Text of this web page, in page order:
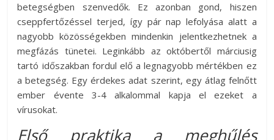
betegségben szenvedők. Ez azonban gond, hiszen
cseppfertőzéssel terjed, így pár nap lefolyása alatt a
nagyobb közösségekben mindenkin jelentkezhetnek a
megfázás tünetei. Leginkább az októbertől márciusig
tartó időszakban fordul elő a legnagyobb mértékben ez
a betegség. Egy érdekes adat szerint, egy átlag felnőtt
ember évente 3-4 alkalommal kapja el ezeket a
vírusokat.
Első praktika a meghűlés